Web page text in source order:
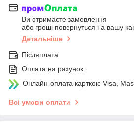
Ви отримаєте замовлення
або гроші повернуться на вашу
Детальніше
Післяплата
Оплата на рахунок
Онлайн-оплата карткою Visa,
Всі умови оплати